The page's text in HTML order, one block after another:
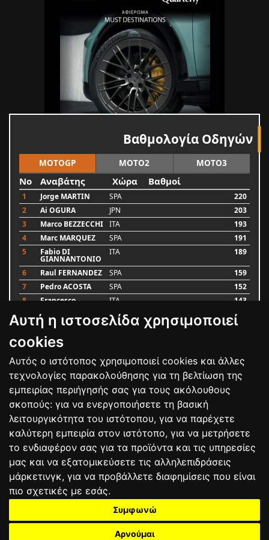
Αυτή η ιστοσελίδα χρησιμοποιεί
cookies
Αυτός ο ιστότοπος χρησιμοποιεί cookies και άλλες
τεχνολογίες παρακολούθησης για τη βελτίωση της
εμπειρίας περιήγησής σας για τους ακόλουθους
σκοπούς: για να ενεργοποιήσετε τη βασική
λειτουργικότητα του ιστότοπου, για να παρέχετε
καλύτερη εμπειρία στον ιστότοπο, για να μετρήσετε
το ενδιαφέρον σας για τα προϊόντα και τις υπηρεσίες
μας και να εξατομικεύσετε τις αλληλεπιδράσεις
μάρκετινγκ, για να προβάλλετε διαφημίσεις που είναι
πιο σχετικές με εσάς.
Συμφωνώ
Αρνούμαι
Βαθμολογία Οδηγών
MOTOGP MOTO2 MOTO3
No Αναβάτης Χώρα Βαθμοί
1 Jorge MARTIN SPA
220
2
Ai OGURA JPN
203
3
Marco BEZZECCHI ITA
193
4
Marc MARQUEZ SPA
191
5
Fabio DI
GIANNANTONIO
ITA 189
6 Raul FERNANDEZ SPA
159
7
Pedro ACOSTA SPA
152
8
Francesco ITA 143
9 Alex MARQUEZ SPA
Luca MARINI
Bαθμολογία
ΟΡΟΙ ΧΡΗΣΗΣΠΟΛΙΤΙΚΗ ΠΡΟΣΤΑΣΙΑΣ
ΑΓΩΝΕΣΑΠΟΤΕΛΕΣΜΑΤΑΑΓΟΡΑ